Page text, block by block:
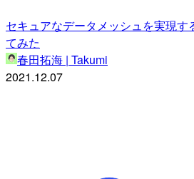
セキュアなデータメッシュを実現
てみた
春田拓海 | Takumi
2021.12.07